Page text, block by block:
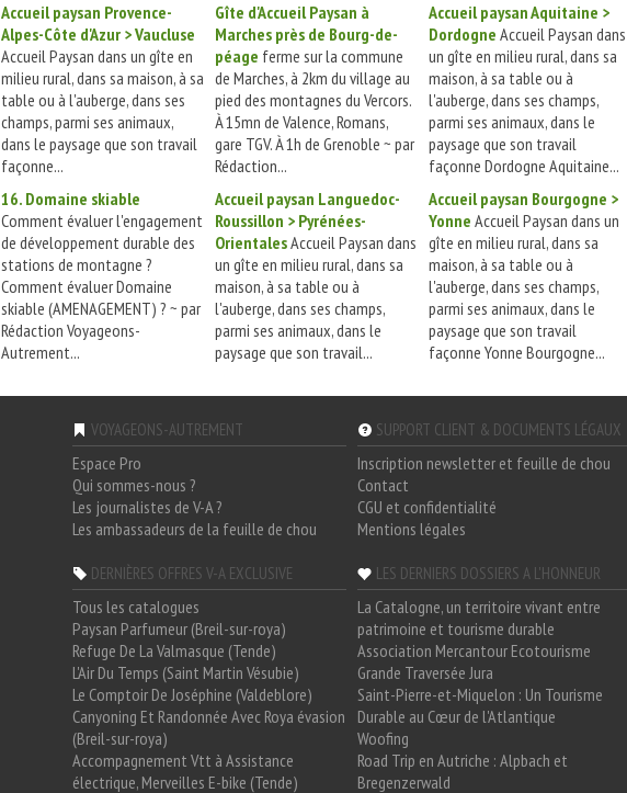
Accueil paysan Provence-
Alpes-Côte d'Azur > Vaucluse
Accueil Paysan dans un gîte en
milieu rural, dans sa maison, à sa
table ou à l'auberge, dans ses
champs, parmi ses animaux,
dans le paysage que son travail
façonne...
Gîte d'Accueil Paysan à
Marches près de Bourg-de-
péage ferme sur la commune
de Marches, à 2km du village au
pied des montagnes du Vercors.
À 15mn de Valence, Romans,
gare TGV. À 1h de Grenoble ~ par
Rédaction...
Accueil paysan Aquitaine >
Dordogne Accueil Paysan dans
un gîte en milieu rural, dans sa
maison, à sa table ou à
l'auberge, dans ses champs,
parmi ses animaux, dans le
paysage que son travail
façonne Dordogne Aquitaine...
16. Domaine skiable
Comment évaluer l'engagement
de développement durable des
stations de montagne ?
Comment évaluer Domaine
skiable (AMENAGEMENT) ? ~ par
Rédaction Voyageons-
Autrement...
Accueil paysan Languedoc-
Roussillon > Pyrénées-
OrientalesAccueil Paysan dans
un gîte en milieu rural, dans sa
maison, à sa table ou à
l'auberge, dans ses champs,
parmi ses animaux, dans le
paysage que son travail...
Accueil paysan Bourgogne >
Yonne Accueil Paysan dans un
gîte en milieu rural, dans sa
maison, à sa table ou à
l'auberge, dans ses champs,
parmi ses animaux, dans le
paysage que son travail
façonne Yonne Bourgogne...
VOYAGEONS-AUTREMENT
Espace Pro
Qui sommes-nous ?
Les journalistes de V-A ?
Les ambassadeurs de la feuille de chou
SUPPORT CLIENT & DOCUMENTS LÉGAUX
Inscription newsletter et feuille de chou
Contact
CGU et confidentialité
Mentions légales
DERNIÈRES OFFRES V-A EXCLUSIVE
Tous les catalogues
Paysan Parfumeur (Breil-sur-roya)
Refuge De La Valmasque (Tende)
L'Air Du Temps (Saint Martin Vésubie)
Le Comptoir De Joséphine (Valdeblore)
Canyoning Et Randonnée Avec Roya évasion
(Breil-sur-roya)
Accompagnement Vtt à Assistance
électrique, Merveilles E-bike (Tende)
LES DERNIERS DOSSIERS A L'HONNEUR
La Catalogne, un territoire vivant entre
patrimoine et tourisme durable
Association Mercantour Ecotourisme
Grande Traversée Jura
Saint-Pierre-et-Miquelon : Un Tourisme
Durable au Cœur de l'Atlantique
Woofing
Road Trip en Autriche : Alpbach et
Bregenzerwald